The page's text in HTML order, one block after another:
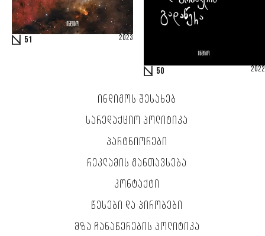
51 2023
50 2022
ᲘᲜᲓᲘᲒᲝᲡ ᲨᲔᲡᲐᲮᲔᲑ
ᲡᲐᲠᲔᲓᲐᲥᲪᲘᲝ ᲞᲝᲚᲘᲢᲘᲙᲐ
ᲞᲐᲠᲢᲜᲘᲝᲠᲔᲑᲘ
ᲠᲔᲙᲚᲐᲛᲘᲡ ᲒᲐᲜᲗᲐᲕᲡᲔᲑᲐ
ᲙᲝᲜᲢᲐᲥᲢᲘ
ᲬᲔᲡᲔᲑᲘ ᲓᲐ ᲞᲘᲠᲝᲑᲔᲑᲘ
ᲛᲖᲐ ᲩᲐᲜᲐᲬᲔᲠᲔᲑᲘᲡ ᲞᲝᲚᲘᲢᲘᲙᲐ